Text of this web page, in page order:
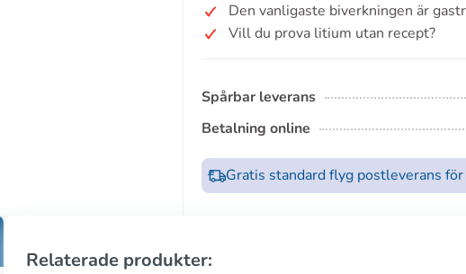
Den vanligaste biverkningen är
Vill du prova litium utan recept?
Spårbar leverans
Betalning online
Gratis standard flyg postleverans
Relaterade produkter: